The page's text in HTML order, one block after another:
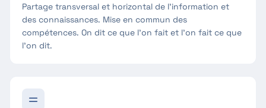
Partage transversal et horizontal de l'information et
des connaissances. Mise en commun des
compétences. On dit ce que l'on fait et l'on fait ce que
l'on dit.